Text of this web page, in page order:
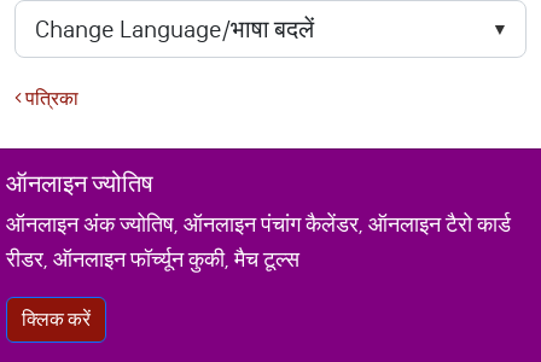
पत्रिका
ऑनलाइन ज्योतिष
ऑनलाइन अंक ज्योतिष, ऑनलाइन पंचांग कैलेंडर, ऑनलाइन टैरो कार्ड
रीडर, ऑनलाइन फॉर्च्यून कुकी, मैच टूल्स
क्लिक करें